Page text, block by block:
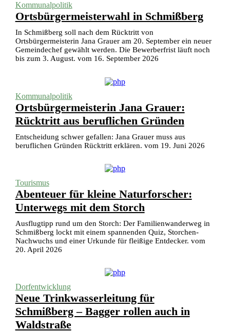
Kommunalpolitik
Ortsbürgermeisterwahl in Schmißberg
In Schmißberg soll nach dem Rücktritt von
Ortsbürgermeisterin Jana Grauer am 20. September ein neuer
Gemeindechef gewählt werden. Die Bewerberfrist läuft noch
bis zum 3. August. vom 16. September 2026
Kommunalpolitik
Ortsbürgermeisterin Jana Grauer:
Rücktritt aus beruflichen Gründen
Entscheidung schwer gefallen: Jana Grauer muss aus
beruflichen Gründen Rücktritt erklären. vom 19. Juni 2026
Tourismus
Abenteuer für kleine Naturforscher:
Unterwegs mit dem Storch
Ausflugtipp rund um den Storch: Der Familienwanderweg in
Schmißberg lockt mit einem spannenden Quiz, Storchen-
Nachwuchs und einer Urkunde für fleißige Entdecker. vom
20. April 2026
Dorfentwicklung
Neue Trinkwasserleitung für
Schmißberg – Bagger rollen auch in
Waldstraße